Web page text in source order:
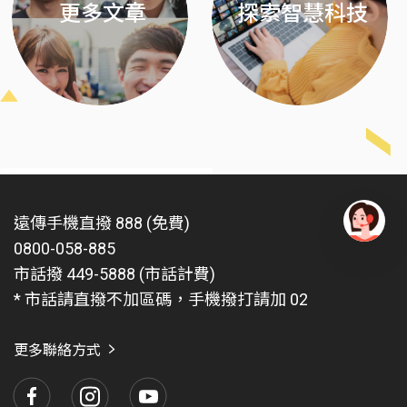
更多文章 探索智慧科技
遠傳手機直撥 888 (免費)
0800-058-885
市話撥 449-5888 (市話計費)
* 市話請直撥不加區碼，手機撥打請加 02
更多聯絡方式